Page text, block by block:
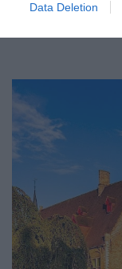
Data Deletion